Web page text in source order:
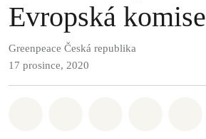
Evropská komise
Greenpeace Česká republika
17 prosince, 2020